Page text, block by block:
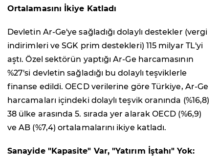
Ortalamasını İkiye Katladı
Devletin Ar-Ge'ye sağladığı dolaylı destekler (vergi
indirimleri ve SGK prim destekleri) 115 milyar TL'yi
aştı. Özel sektörün yaptığı Ar-Ge harcamasının
%27'si devletin sağladığı bu dolaylı teşviklerle
finanse edildi. OECD verilerine göre Türkiye, Ar-Ge
harcamaları içindeki dolaylı teşvik oranında (%16,8)
38 ülke arasında 5. sırada yer alarak OECD (%6,9)
ve AB (%7,4) ortalamalarını ikiye katladı.
Sanayide "Kapasite" Var, "Yatırım İştahı" Yok: